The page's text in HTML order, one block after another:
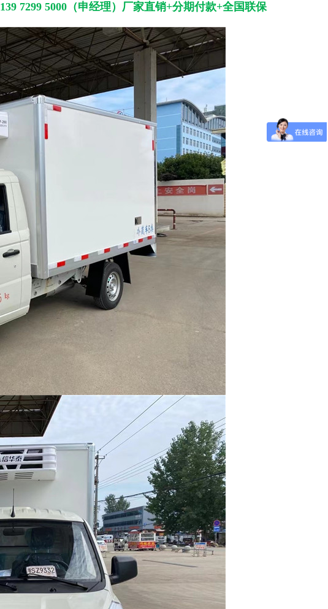
7299 5000（申经理）厂家直销+分期付款+全国联保